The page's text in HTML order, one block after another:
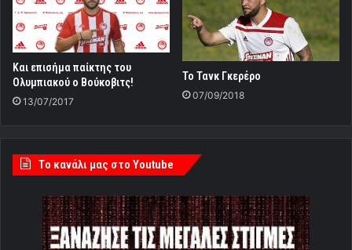
Και επισήμα παίκτης του
Ολυμπιακού ο Βούκοβιτς!
13/07/2017
Το Τανκ Γκερέρο
07/09/2018
Tο κανάλι μας στο Youtube